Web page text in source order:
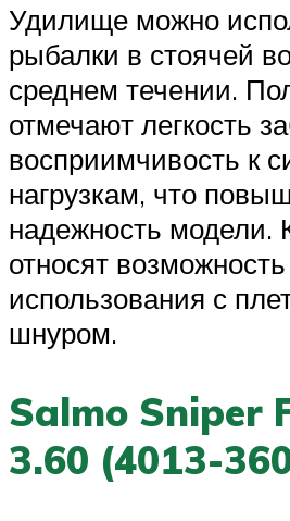
Удилище можно
рыбалки в стоячей
среднем течении.
отмечают легкость
восприимчивость к
нагрузкам, что
надежность модели.
относят возможность
использования с
шнуром.
Salmo Sniper
3.60 (4013-